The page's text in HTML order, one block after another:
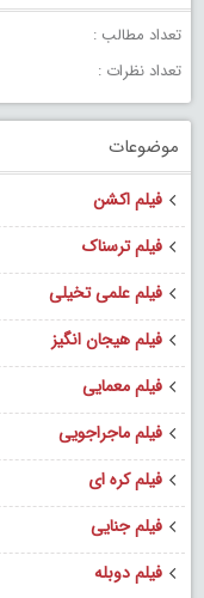
تعداد مطالب :
تعداد نظرات :
موضوعات
فیلم اکشن
فیلم ترسناک
فیلم علمی تخیلی
فیلم هیجان انگیز
فیلم معمایی
فیلم ماجراجویی
فیلم کره ای
فیلم جنایی
فیلم دوبله